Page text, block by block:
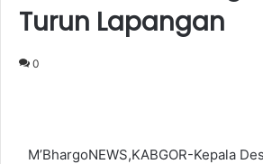
Turun Lapangan
0
M’BhargoNEWS,KABGOR-Kepala